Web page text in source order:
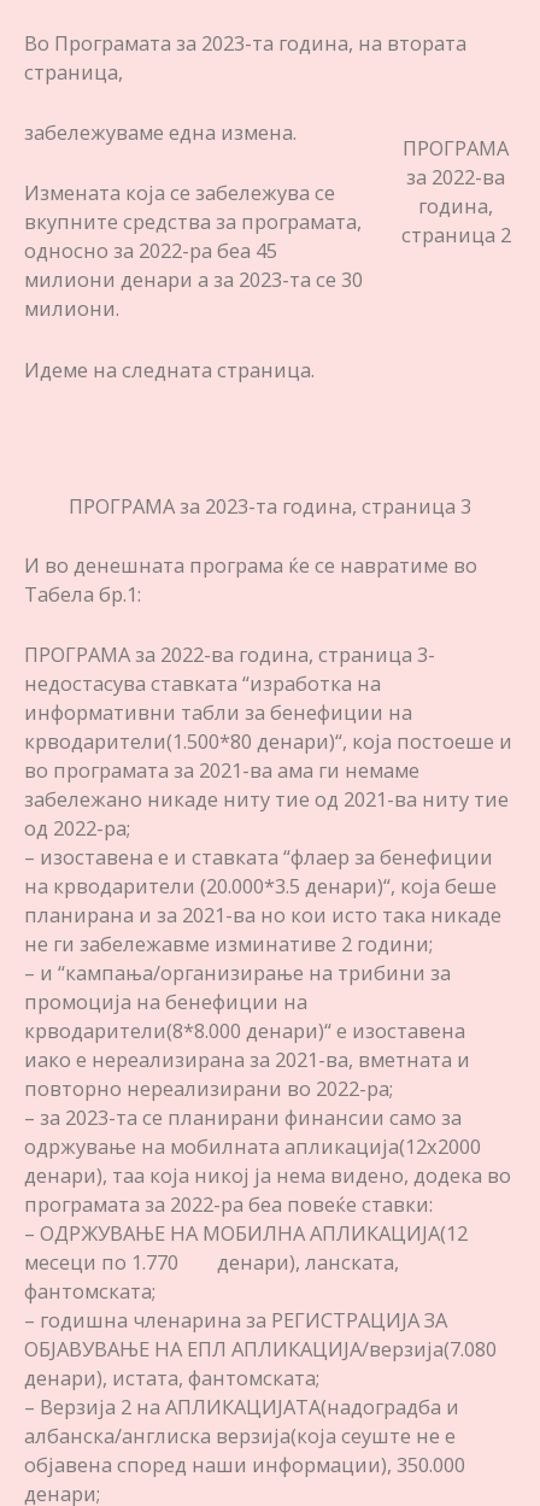
Во Програмата за 2023-та година, на втората
страница,
ПРОГРАМА
за 2022-ва
година,
страница 2
забележуваме една измена.
Измената која се забележува се
вкупните средства за програмата,
односно за 2022-ра беа 45
милиони денари а за 2023-та се 30
милиони.
Идеме на следната страница.
ПРОГРАМА за 2023-та година, страница 3
И во денешната програма ќе се навратиме во
Табела бр.1:
ПРОГРАМА за 2022-ва година, страница 3-
недостасува ставката “изработка на
информативни табли за бенефиции на
крводарители(1.500*80 денари)“, која постоеше и
во програмата за 2021-ва ама ги немаме
забележано никаде ниту тие од 2021-ва ниту тие
од 2022-ра;
– изоставена е и ставката “флаер за бенефиции
на крводарители (20.000*3.5 денари)“, која беше
планирана и за 2021-ва но кои исто така никаде
не ги забележавме изминативе 2 години;
– и “кампања/организирање на трибини за
промоција на бенефиции на
крводарители(8*8.000 денари)“ е изоставена
иако е нереализирана за 2021-ва, вметната и
повторно нереализирани во 2022-ра;
– за 2023-та се планирани финансии само за
одржување на мобилната апликација(12х2000
денари), таа која никој ја нема видено, додека во
програмата за 2022-ра беа повеќе ставки:
– ОДРЖУВАЊЕ НА МОБИЛНА АПЛИКАЦИЈА(12
месеци по 1.770 денари), ланската,
фантомската;
– годишна членарина за РЕГИСТРАЦИЈА ЗА
ОБЈАВУВАЊЕ НА ЕПЛ АПЛИКАЦИЈА/верзија(7.080
денари), истата, фантомската;
– Верзија 2 на АПЛИКАЦИЈАТА(надоградба и
албанска/англиска верзија(која сеуште не е
објавена според наши информации), 350.000
денари;